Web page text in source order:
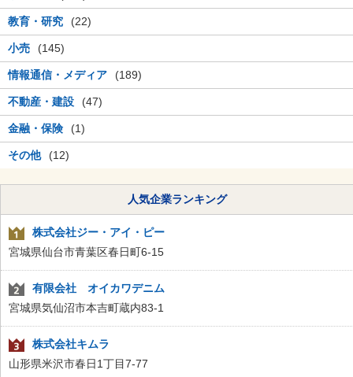
教育・研究 (22)
小売 (145)
情報通信・メディア (189)
不動産・建設 (47)
金融・保険 (1)
その他 (12)
人気企業ランキング
株式会社ジー・アイ・ピー
宮城県仙台市青葉区春日町6-15
有限会社 オイカワデニム
宮城県気仙沼市本吉町蔵内83-1
株式会社キムラ
山形県米沢市春日1丁目7-77